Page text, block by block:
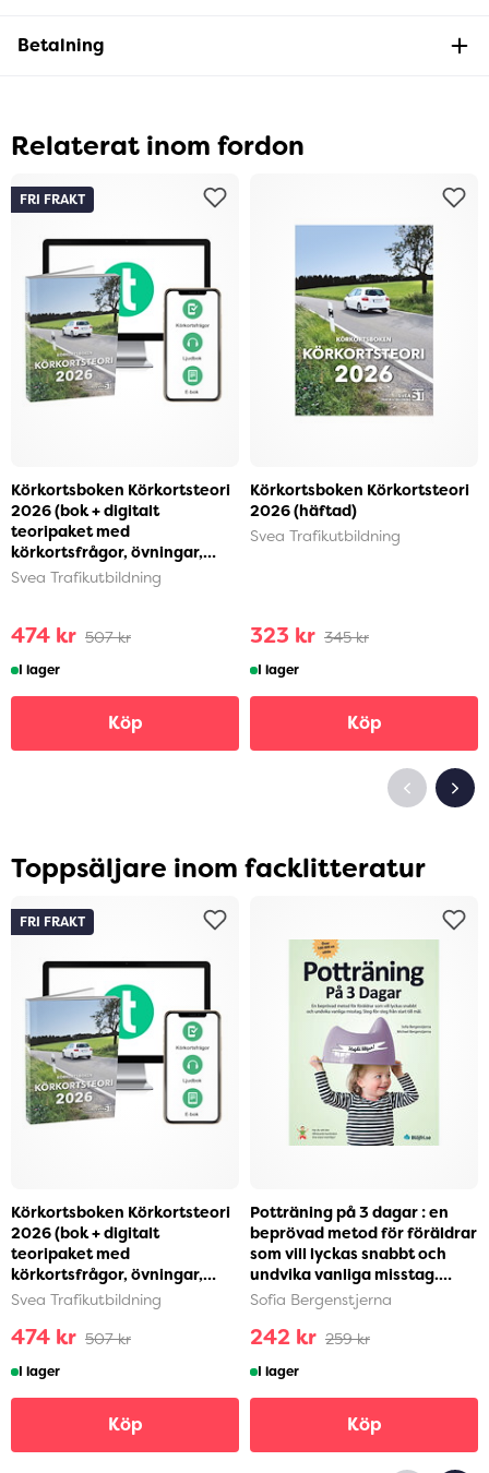
Betalning
Relaterat inom fordon
Körkortsboken Körkortsteori
2026 (bok + digitalt
teoripaket med
körkortsfrågor, övningar,
ljudbok & ebok) (häftad)
Svea Trafikutbildning
474 kr 507 kr
FRI FRAKT
I lager
Köp
Körkortsboken Körkortsteori
2026 (häftad)
Svea Trafikutbildning
323 kr 345 kr
I lager
Köp
Toppsäljare inom facklitteratur
Körkortsboken Körkortsteori
2026 (bok + digitalt
teoripaket med
körkortsfrågor, övningar,
ljudbok & ebok) (häftad)
Svea Trafikutbildning
474 kr 507 kr
FRI FRAKT
I lager
Köp
Potträning på 3 dagar : en
beprövad metod för föräldrar
som vill lyckas snabbt och
undvika vanliga misstag.
Steg-för-ste...
Sofia Bergenstjerna
242 kr 259 kr
I lager
Köp